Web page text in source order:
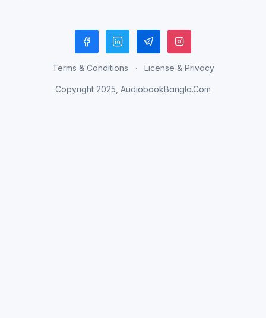
Terms & Conditions License & Privacy
Copyright 2025, AudiobookBangla.Com